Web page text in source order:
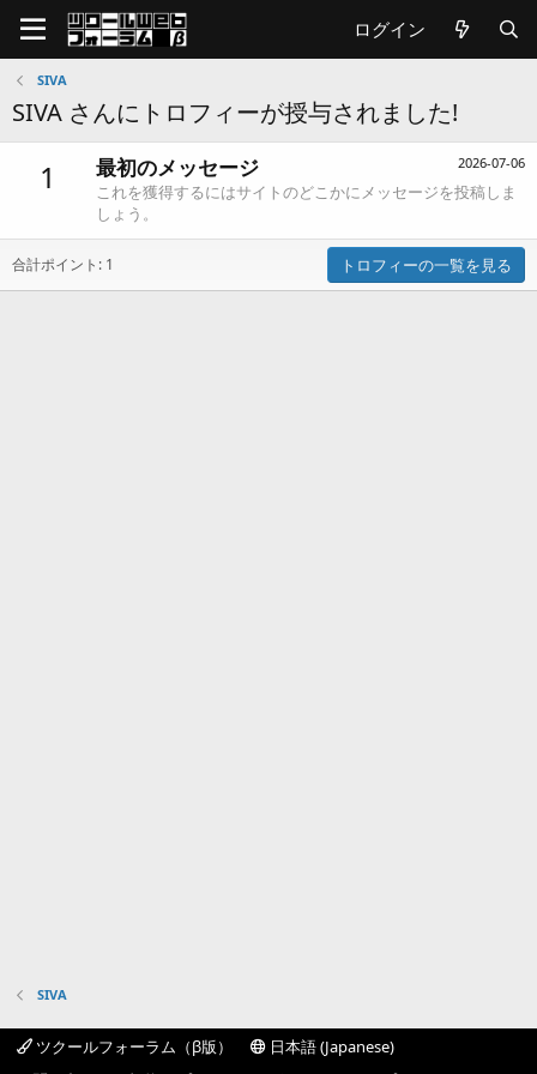
ログイン
SIVA
SIVA さんにトロフィーが授与されました!
1 2026-07-06
最初のメッセージ
これを獲得するにはサイトのどこかにメッセージを投稿しま
しょう。
合計ポイント: 1 トロフィーの一覧を見る
SIVA
ツクールフォーラム（β版）
日本語 (Japanese)